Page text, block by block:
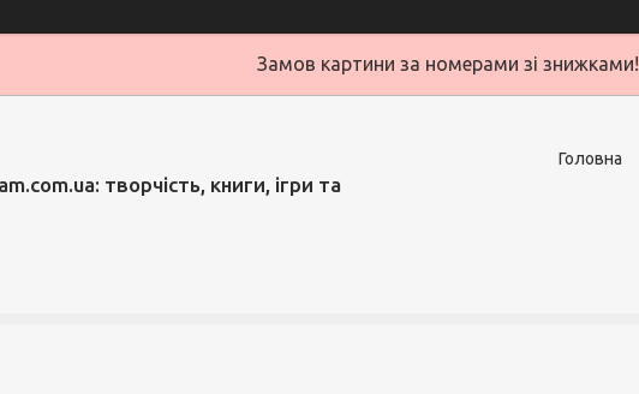
Замов картини за номерами зі знижками!
творчість, книги, ігри та
Головна